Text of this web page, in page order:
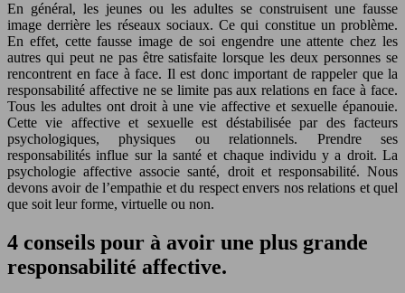
En général, les jeunes ou les adultes se construisent une fausse
image derrière les réseaux sociaux. Ce qui constitue un problème.
En effet, cette fausse image de soi engendre une attente chez les
autres qui peut ne pas être satisfaite lorsque les deux personnes se
rencontrent en face à face. Il est donc important de rappeler que la
responsabilité affective ne se limite pas aux relations en face à face.
Tous les adultes ont droit à une vie affective et sexuelle épanouie.
Cette vie affective et sexuelle est déstabilisée par des facteurs
psychologiques, physiques ou relationnels. Prendre ses
responsabilités influe sur la santé et chaque individu y a droit. La
psychologie affective associe santé, droit et responsabilité. Nous
devons avoir de l’empathie et du respect envers nos relations et quel
que soit leur forme, virtuelle ou non.
4 conseils pour à avoir une plus grande
responsabilité affective.